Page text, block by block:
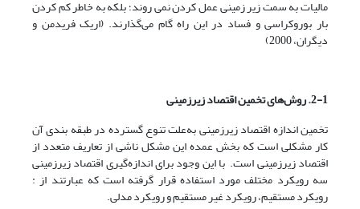
مالیات به سمت زیر زمینی عمل کردن نمی روند؛ بلکه به خاطر کم کردن
بار بوروکراسی و فساد در این راه گام می‌گذارند. (اریک فریدمن و
دیگران، 2000)
2-1. روش‌های تخمین اقتصاد زیرزمینی
تخمین اندازه اقتصاد زیرزمینی به‌علت تنوع گسترده در طبقه بندی آن
کار مشکلی است که بخش عمده این مشکل ناشی از تعاریف متعدد از
اقتصاد زیرزمینی است. با این وجود برای اندازه‌گیری اقتصاد زیرزمینی
سه رویکرد مختلف مورد استفاده قرار گرفته است که عبارتند از :
رویکرد مستقیم، رویکرد غیر مستقیم و رویکرد مدلی.